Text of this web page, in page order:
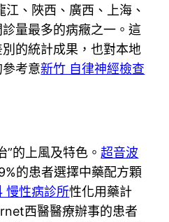
江、陜西、廣西、上海、
量最多的病癥之一。這
的統計成果，也對本地
考意新竹 自律神經檢查
上風及特色。 超音波
的患者選擇中藥配方顆
慢性病診所性化用藥計
西醫醫療辦事的患者